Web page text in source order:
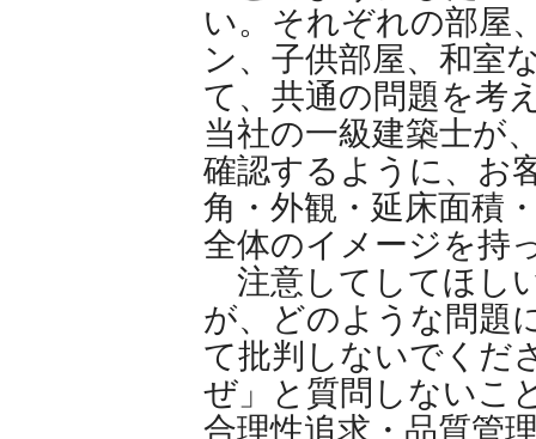
い。それぞれの部屋
ン、子供部屋、和室
て、共通の問題を考
当社の一級建築士が
確認するように、お
角・外観・延床面積
全体のイメージを持
注意してしてほし
が、どのような問題
て批判しないでくだ
ぜ」と質問しないこ
合理性追求・品質管